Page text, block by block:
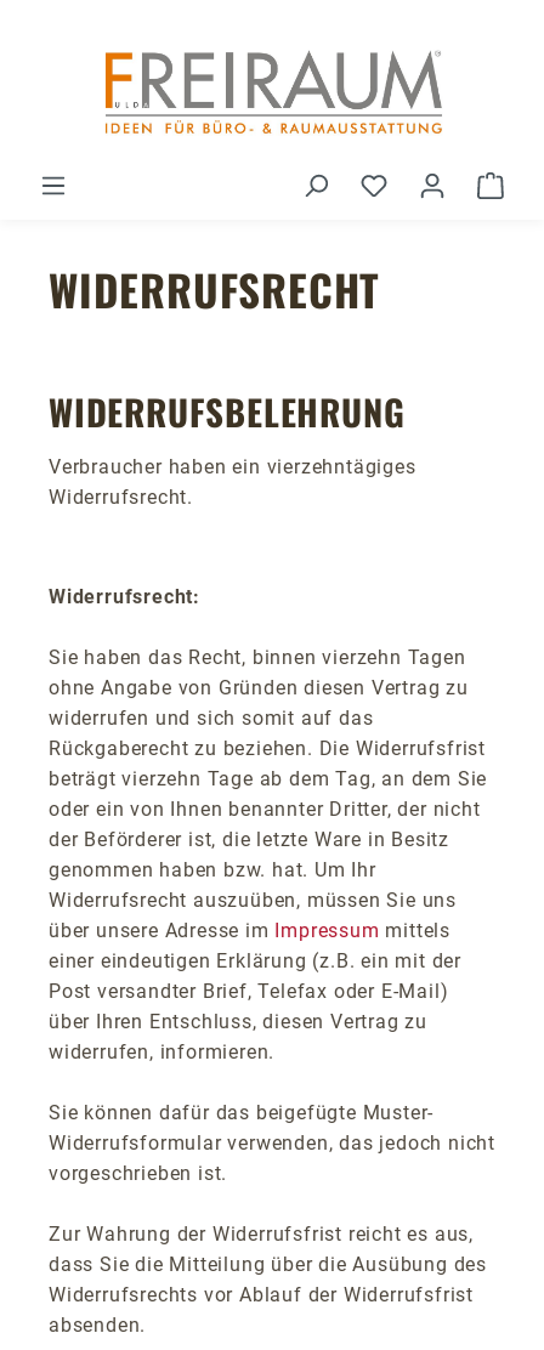
Du hast 0
WIDERRUFSRECHT
WIDERRUFSBELEHRUNG
Verbraucher haben ein vierzehntägiges
Widerrufsrecht.
Widerrufsrecht:
Sie haben das Recht, binnen vierzehn Tagen
ohne Angabe von Gründen diesen Vertrag zu
widerrufen und sich somit auf das
Rückgaberecht zu beziehen. Die Widerrufsfrist
beträgt vierzehn Tage ab dem Tag, an dem Sie
oder ein von Ihnen benannter Dritter, der nicht
der Beförderer ist, die letzte Ware in Besitz
genommen haben bzw. hat. Um Ihr
Widerrufsrecht auszuüben, müssen Sie uns
über unsere Adresse im Impressum mittels
einer eindeutigen Erklärung (z.B. ein mit der
Post versandter Brief, Telefax oder E-Mail)
über Ihren Entschluss, diesen Vertrag zu
widerrufen, informieren.
Sie können dafür das beigefügte Muster-
Widerrufsformular verwenden, das jedoch nicht
vorgeschrieben ist.
Zur Wahrung der Widerrufsfrist reicht es aus,
dass Sie die Mitteilung über die Ausübung des
Widerrufsrechts vor Ablauf der Widerrufsfrist
absenden.